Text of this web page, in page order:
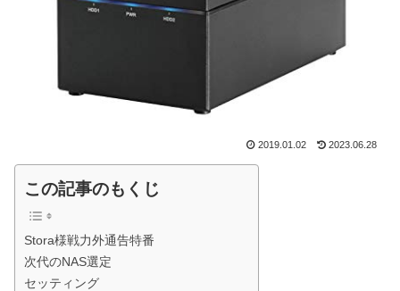
2019.01.02 2023.06.28
この記事のもくじ
Stora様戦力外通告特番
次代のNAS選定
セッティング